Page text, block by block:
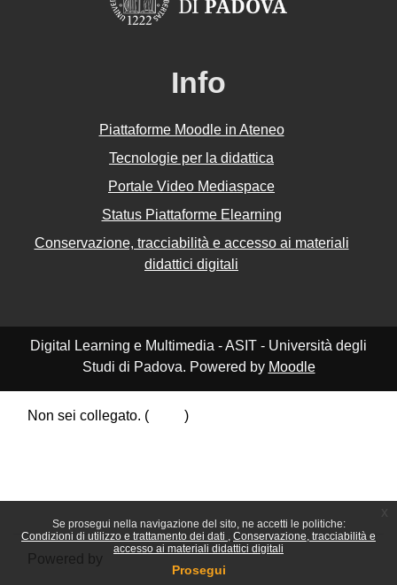
Se prosegui nella navigazione del sito, ne accetti le politiche:
Condizioni di utilizzo e trattamento dei dati
Conservazione, tracciabilità e
accesso ai materiali didattici digitali
Prosegui
Info
Piattaforme Moodle in Ateneo
Tecnologie per la didattica
Portale Video Mediaspace
Status Piattaforme Elearning
Conservazione, tracciabilità e accesso ai materiali
didattici digitali
Digital Learning e Multimedia - ASIT - Università degli
Studi di Padova. Powered by Moodle
Non sei collegato. (
)
Powered by Moodle